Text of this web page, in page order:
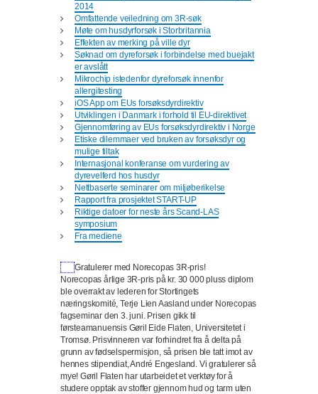
2014
Omfattende veiledning om 3R-søk
Møte om husdyrforsøk i Storbritannia
Effekten av merking på ville dyr
Søknad om dyreforsøk i forbindelse med buejakt
er avslått
Mikrochip istedenfor dyreforsøk innenfor
allergitesting
iOS App om EUs forsøksdyrdirektiv
Utviklingen i Danmark i forhold til EU-direktivet
Gjennomføring av EUs forsøksdyrdirektiv i Norge
Etiske dilemmaer ved bruken av forsøksdyr og
mulige tiltak
Internasjonal konferanse om vurdering av
dyrevelferd hos husdyr
Nettbaserte seminarer om miljøberikelse
Rapport fra prosjektet START-UP
Riktige datoer for neste års Scand-LAS
symposium
Fra mediene
Gratulerer med Norecopas 3R-pris!
Norecopas årlige 3R-pris på kr. 30 000 pluss diplom
ble overrakt av lederen for Stortingets
næringskomité, Terje Lien Aasland under Norecopas
fagseminar den 3. juni. Prisen gikk til
førsteamanuensis Gøril Eide Flaten, Universitetet i
Tromsø. Prisvinneren var forhindret fra å delta på
grunn av fødselspermisjon, så prisen ble tatt imot av
hennes stipendiat, André Engesland. Vi gratulerer så
mye! Gøril Flaten har utarbeidet et verktøy for å
studere opptak av stoffer gjennom hud og tarm uten